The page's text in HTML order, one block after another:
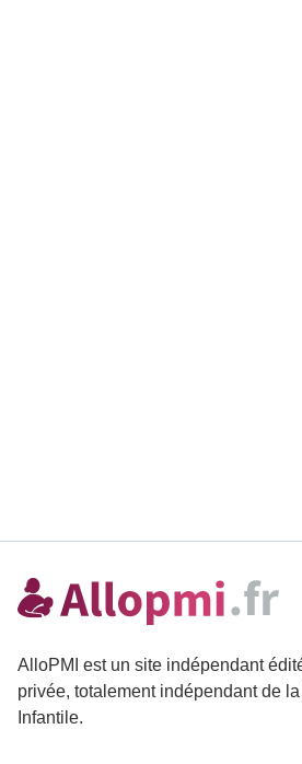
AlloPMI est un site indépendant
privée, totalement indépendant de
Infantile.